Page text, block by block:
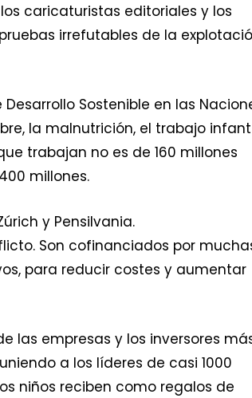
caricaturistas editoriales y los
irrefutables de la
Sostenible en las
la malnutrición, el trabajo
trabajan no es de 160 millones
millones.
y Pensilvania.
Son cofinanciados por
para reducir costes y aumentar
las empresas y los inversores
a los líderes de casi 1000
niños reciben como regalos de